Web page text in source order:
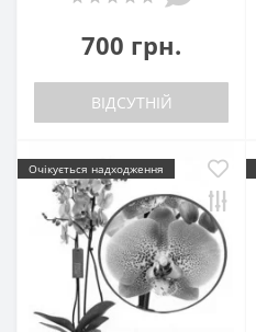
700 грн.
ВІДСУТНІЙ
Очікується надходження